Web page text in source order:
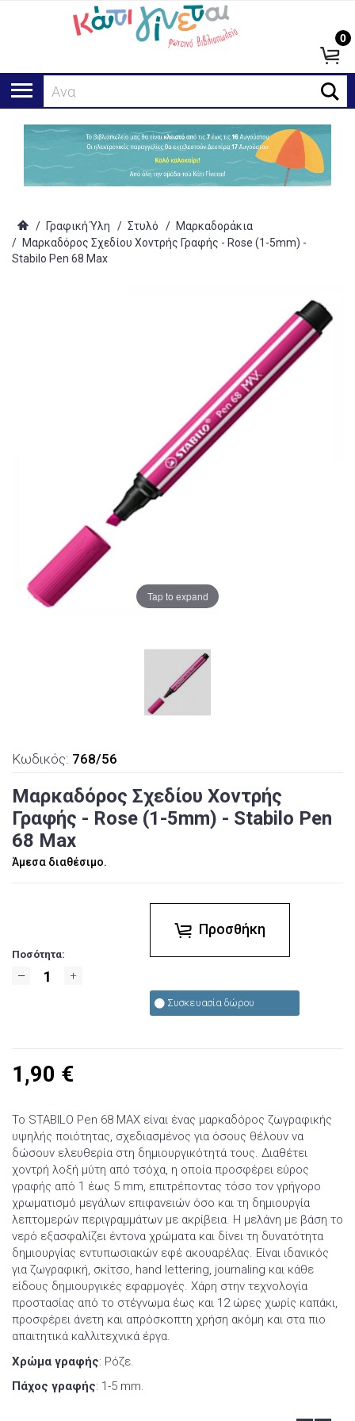
Αναζήτη
0
/ Γραφική Ύλη / Στυλό / Μαρκαδοράκια
/ Μαρκαδόρος Σχεδίου Χοντρής Γραφής - Rose (1-5mm) -
Stabilo Pen 68 Max
Tap to expand
Κωδικός: 768/56
Μαρκαδόρος Σχεδίου Χοντρής
Γραφής - Rose (1-5mm) - Stabilo Pen
68 Max
Άμεσα διαθέσιμο.
Ποσότητα:
Προσθήκη
Συσκευασία δώρου
1,90 €
Το STABILO Pen 68 MAX είναι ένας μαρκαδόρος ζωγραφικής
υψηλής ποιότητας, σχεδιασμένος για όσους θέλουν να
δώσουν ελευθερία στη δημιουργικότητά τους. Διαθέτει
χοντρή λοξή μύτη από τσόχα, η οποία προσφέρει εύρος
γραφής από 1 έως 5 mm, επιτρέποντας τόσο τον γρήγορο
χρωματισμό μεγάλων επιφανειών όσο και τη δημιουργία
λεπτομερών περιγραμμάτων με ακρίβεια. Η μελάνη με βάση το
νερό εξασφαλίζει έντονα χρώματα και δίνει τη δυνατότητα
δημιουργίας εντυπωσιακών εφέ ακουαρέλας. Είναι ιδανικός
για ζωγραφική, σκίτσο, hand lettering, journaling και κάθε
είδους δημιουργικές εφαρμογές. Χάρη στην τεχνολογία
προστασίας από το στέγνωμα έως και 12 ώρες χωρίς καπάκι,
προσφέρει άνετη και απρόσκοπτη χρήση ακόμη και στα πιο
απαιτητικά καλλιτεχνικά έργα.
Χρώμα γραφής: Ρόζε.
Πάχος γραφής: 1-5 mm.